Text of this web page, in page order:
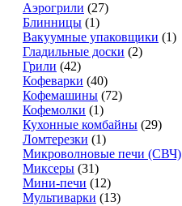
Аэрогрили (27)
Блинницы (1)
Вакуумные упаковщики (1)
Гладильные доски (2)
Грили (42)
Кофеварки (40)
Кофемашины (72)
Кофемолки (1)
Кухонные комбайны (29)
Ломтерезки (1)
Микроволновые печи (СВЧ)
Миксеры (31)
Мини-печи (12)
Мультиварки (13)